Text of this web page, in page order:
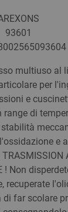
93601
multiuso al
per
e
di
stabilità
e
TRASMISSION
! Non
recuperate
di far scolare